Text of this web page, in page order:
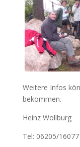
Weitere Infos
bekommen.
Heinz Wollburg
Tel: 06205/16077